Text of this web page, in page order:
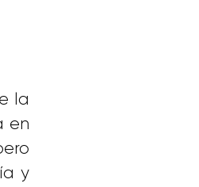
la
en
y